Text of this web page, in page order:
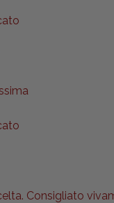
Consigliato